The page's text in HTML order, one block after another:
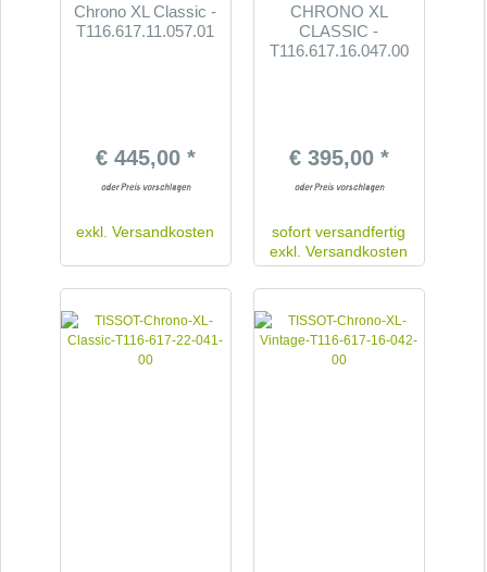
Chrono XL Classic -
T116.617.11.057.01
€ 445,00 *
exkl.Versandkosten
CHRONO XL
CLASSIC -
T116.617.16.047.00
€ 395,00 *
sofort versandfertig
exkl.Versandkosten